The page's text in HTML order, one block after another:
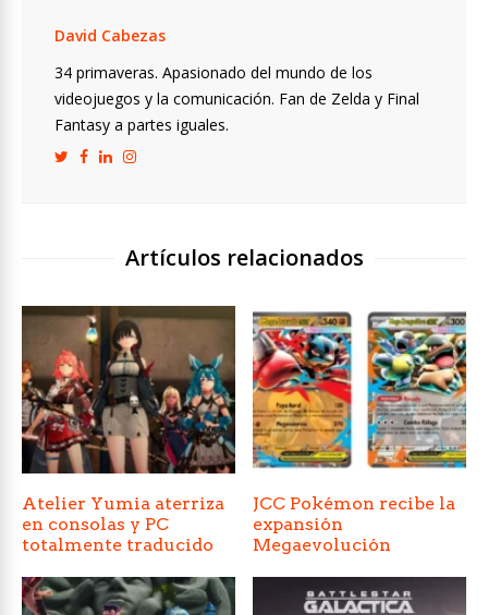
David Cabezas
34 primaveras. Apasionado del mundo de los
videojuegos y la comunicación. Fan de Zelda y Final
Fantasy a partes iguales.
Artículos relacionados
Atelier Yumia aterriza
en consolas y PC
totalmente traducido
JCC Pokémon recibe la
expansión
Megaevolución